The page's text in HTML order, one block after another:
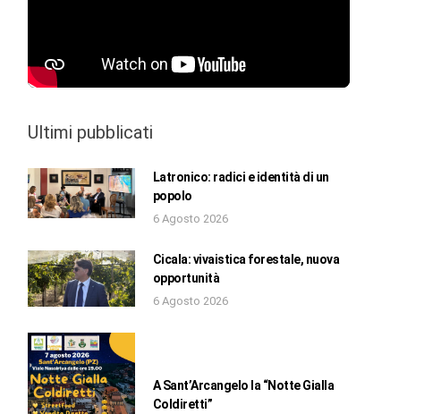
Ultimi pubblicati
Latronico: radici e identità di un
popolo
6 Agosto 2026
Cicala: vivaistica forestale, nuova
opportunità
6 Agosto 2026
A Sant’Arcangelo la “Notte Gialla
Coldiretti”